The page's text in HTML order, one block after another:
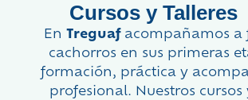
Cursos y Talleres
En Treguafacompañamos a
cachorros en sus primeras
formación, práctica y
profesional. Nuestros cursos